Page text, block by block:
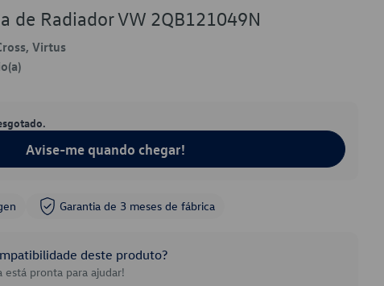
de Radiador VW 2QB121049N
Virtus
Avise-me quando chegar!
Garantia de 3 meses de fábrica
deste produto?
está pronta para ajudar!